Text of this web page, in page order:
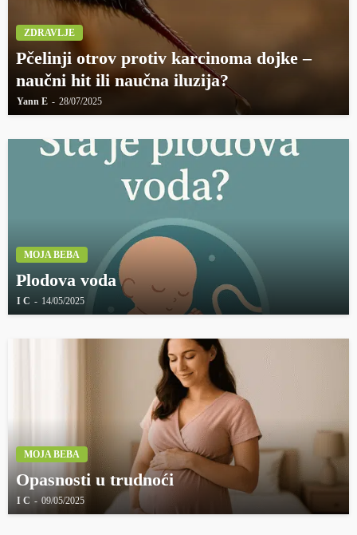
ZDRAVLJE
Pčelinji otrov protiv karcinoma dojke –
naučni hit ili naučna iluzija?
Yann E 28/07/2025
MOJA BEBA
Plodova voda
I C 14/05/2025
MOJA BEBA
Opasnosti u trudnoći
I C 09/05/2025